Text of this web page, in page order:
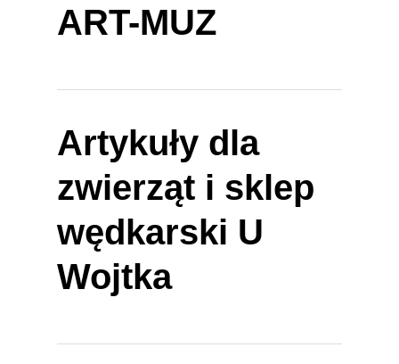
ART-MUZ
Artykuły dla
zwierząt i sklep
wędkarski U
Wojtka